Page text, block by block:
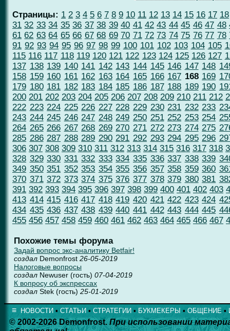
Страницы: 1 2 3 4 5 6 7 8 9 10 11 12 13 14 15 16 17 18
31 32 33 34 35 36 37 38 39 40 41 42 43 44 45 46 47 48
61 62 63 64 65 66 67 68 69 70 71 72 73 74 75 76 77 78
91 92 93 94 95 96 97 98 99 100 101 102 103 104 105
115 116 117 118 119 120 121 122 123 124 125 126 127
137 138 139 140 141 142 143 144 145 146 147 148
158 159 160 161 162 163 164 165 166 167 168 169
179 180 181 182 183 184 185 186 187 188 189 190
200 201 202 203 204 205 206 207 208 209 210 211 212
222 223 224 225 226 227 228 229 230 231 232 233
243 244 245 246 247 248 249 250 251 252 253 254
264 265 266 267 268 269 270 271 272 273 274 275
285 286 287 288 289 290 291 292 293 294 295 296
306 307 308 309 310 311 312 313 314 315 316 317 318
328 329 330 331 332 333 334 335 336 337 338 339
349 350 351 352 353 354 355 356 357 358 359 360
370 371 372 373 374 375 376 377 378 379 380 381
391 392 393 394 395 396 397 398 399 400 401 402 403
413 414 415 416 417 418 419 420 421 422 423 424
434 435 436 437 438 439 440 441 442 443 444 445
455 456 457 458 459 460 461 462 463 464 465 466 467
Похожие темы форума
Задай вопрос экс-аналитику Betfair!
создал Demonfrost 26-05-2019
Налоговые вопросы
создал Newuser (гость) 07-04-2019
К вопросу об экспрессах
создал Stek (гость) 25-01-2019
≡ НОВОСТИ ▪ СТАТЬИ ▪ СТРАТЕГИИ ▪ БУКМЕКЕРЫ ▪ ОБЩЕНИЕ ▪
© 2002-2026 Demonfrost.При использовании